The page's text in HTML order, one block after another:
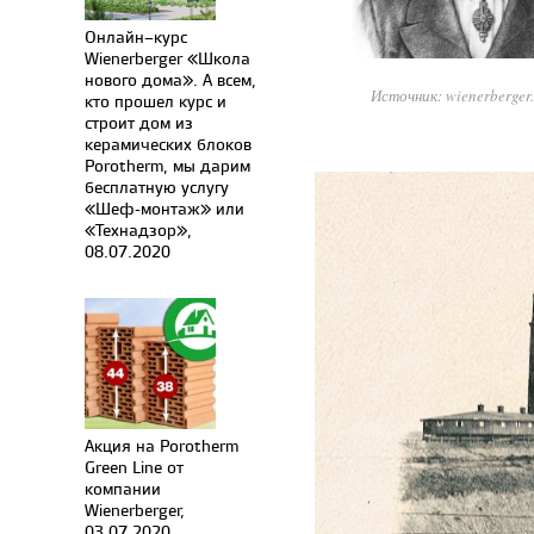
Онлайн–курс
Wienerberger «Школа
нового дома». А всем,
кто прошел курс и
строит дом из
керамических блоков
Porotherm, мы дарим
бесплатную услугу
«Шеф-монтаж» или
«Технадзор»,
08.07.2020
Акция на Porotherm
Green Line от
компании
Wienerberger,
Источник: